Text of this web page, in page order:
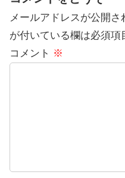
メールアドレスが公開さ
が付いている欄は必須項
コメント ※